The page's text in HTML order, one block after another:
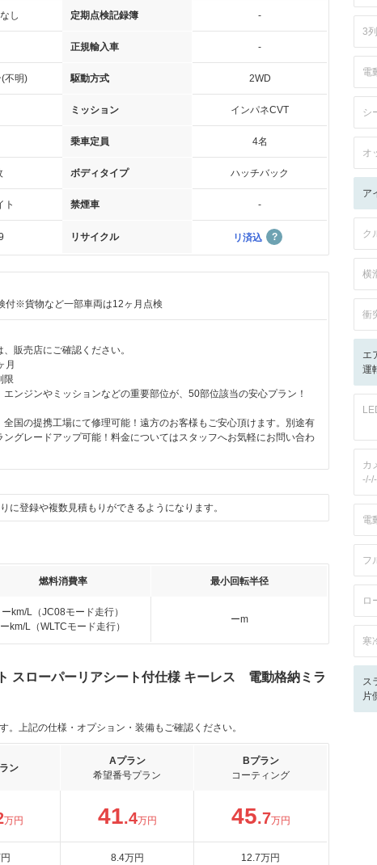
し 定期点検記録簿 -
正規輸入車 -
不明) 駆動方式 2WD
ミッション インパネCVT
乗車定員 4名
ボディタイプ ハッチバック
ト 禁煙車 -
リサイクル リ済込
付※貨物など一部車両は12ヶ月点検
販売店にご確認ください。
月
限
エンジンやミッションなどの重要部位が、50部位該当の安心プラン！
全国の提携工場にて修理可能！遠方のお客様もご安心頂けます。別途有
ングレードアップ可能！料金についてはスタッフへお気軽にお問い合わ
に登録や複数見積もりができるようになります。
燃料消費率 最小回転半径
ーkm/L（JC08モード走行）
ーkm/L（WLTCモード走行）
ーm
スローパーリアシート付仕様 キーレス 電動格納ミラ
上記の仕様・オプション・装備もご確認ください。
ン
Aプラン
希望番号プラン
Bプラン
コーティング
万円 41.4万円 45.7万円
8.4万円 12.7万円
3
電
シ
オ
ア
ク
横
衝
エ
運
カ
電
フ
ロ
寒
ス
片